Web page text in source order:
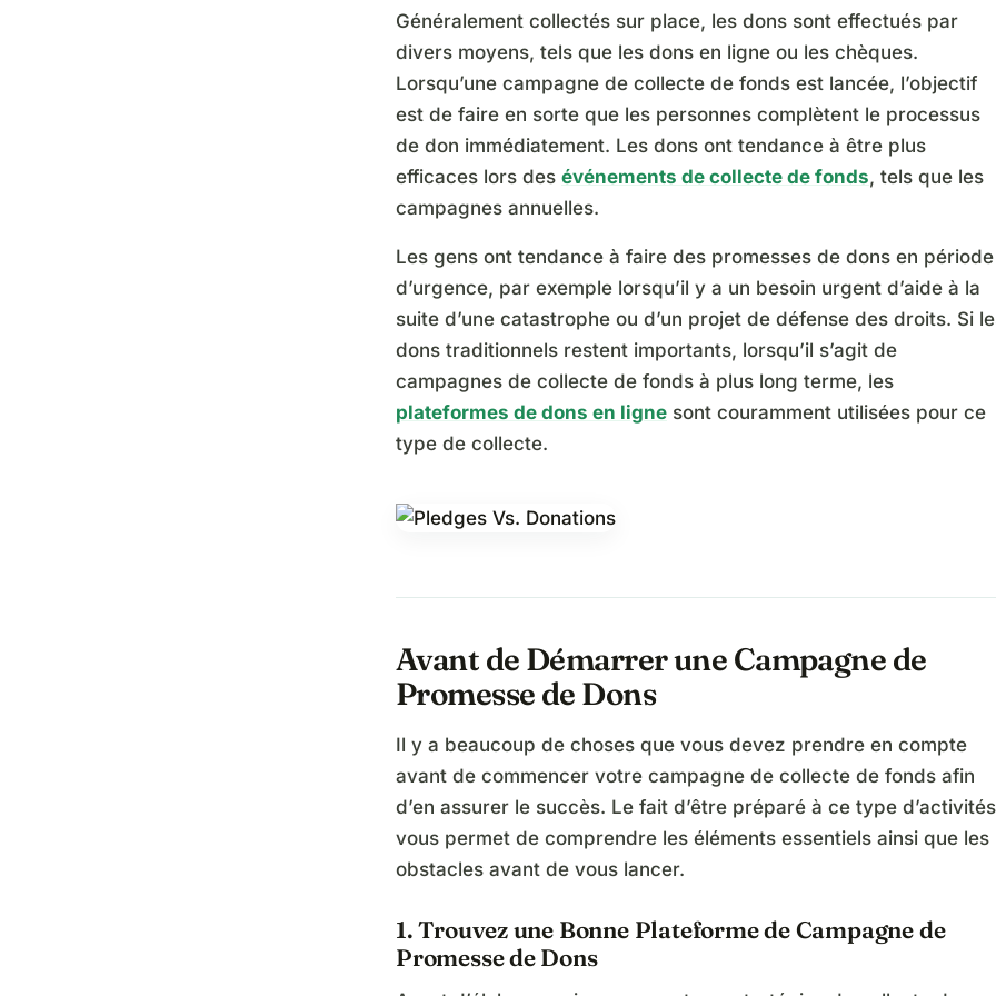
Généralement collectés sur place, les dons sont effectués par
divers moyens, tels que les dons en ligne ou les chèques.
Lorsqu’une campagne de collecte de fonds est lancée, l’objectif
est de faire en sorte que les personnes complètent le processus
de don immédiatement. Les dons ont tendance à être plus
efficaces lors des événements de collecte de fonds, tels que les
campagnes annuelles.
Les gens ont tendance à faire des promesses de dons en période
d’urgence, par exemple lorsqu’il y a un besoin urgent d’aide à la
suite d’une catastrophe ou d’un projet de défense des droits. Si
dons traditionnels restent importants, lorsqu’il s’agit de
campagnes de collecte de fonds à plus long terme, les
plateformes de dons en ligne sont couramment utilisées pour ce
type de collecte.
Avant de Démarrer une Campagne de
Promesse de Dons
Il y a beaucoup de choses que vous devez prendre en compte
avant de commencer votre campagne de collecte de fonds afin
d’en assurer le succès. Le fait d’être préparé à ce type d’activités
vous permet de comprendre les éléments essentiels ainsi que les
obstacles avant de vous lancer.
1. Trouvez une Bonne Plateforme de Campagne de
Promesse de Dons